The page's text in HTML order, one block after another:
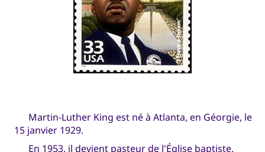
Martin-Luther King est né à Atlanta, en Géorgie, le
15 janvier 1929.
En 1953, il devient pasteur de l'Église baptiste.